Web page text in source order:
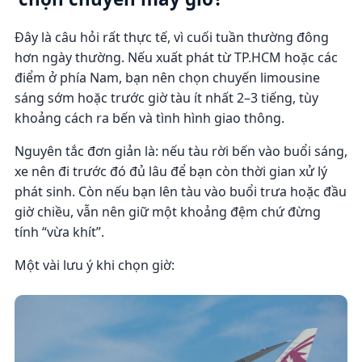
Đây là câu hỏi rất thực tế, vì cuối tuần thường đông
hơn ngày thường. Nếu xuất phát từ TP.HCM hoặc các
điểm ở phía Nam, bạn nên chọn chuyến limousine
sáng sớm hoặc trước giờ tàu ít nhất 2–3 tiếng, tùy
khoảng cách ra bến và tình hình giao thông.
Nguyên tắc đơn giản là: nếu tàu rời bến vào buổi sáng,
xe nên đi trước đó đủ lâu để bạn còn thời gian xử lý
phát sinh. Còn nếu bạn lên tàu vào buổi trưa hoặc đầu
giờ chiều, vẫn nên giữ một khoảng đệm chứ đừng
tính “vừa khít”.
Một vài lưu ý khi chọn giờ: